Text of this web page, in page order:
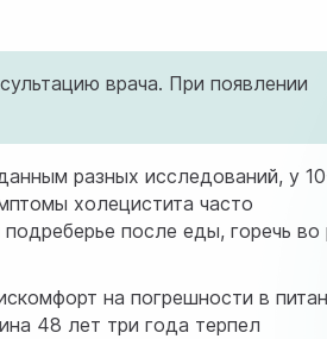
врача. При появлении
разных исследований, у
холецистита часто
после еды, горечь во
на погрешности в
48 лет три года терпел